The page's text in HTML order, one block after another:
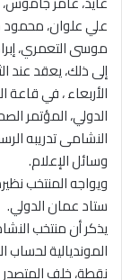
علي علوان، محمود
موسى التعمري،
إلى ذلك، يعقد عند
الأربعاء ، في
الدولي، المؤتمر
النشامى تدريبه
وسائل الإعلام.
ستاد عمان الدولي.
يذكر أن منتخب